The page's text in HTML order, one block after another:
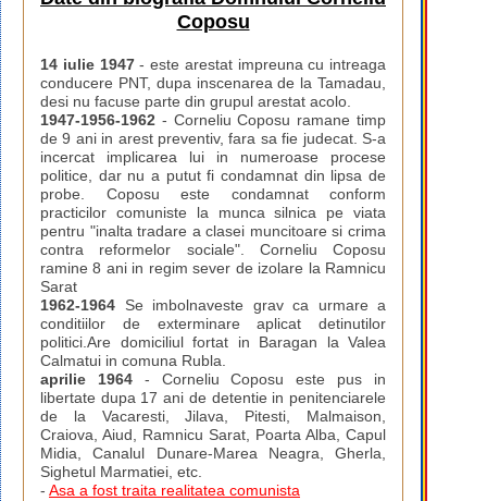
Coposu
14 iulie 1947- este arestat impreuna cu intreaga
conducere PNT, dupa inscenarea de la Tamadau,
desi nu facuse parte din grupul arestat acolo.
1947-1956-1962 - Corneliu Coposu ramane timp
de 9 ani in arest preventiv, fara sa fie judecat. S-a
incercat implicarea lui in numeroase procese
politice, dar nu a putut fi condamnat din lipsa de
probe. Coposu este condamnat conform
practicilor comuniste la munca silnica pe viata
pentru "inalta tradare a clasei muncitoare si crima
contra reformelor sociale". Corneliu Coposu
ramine 8 ani in regim sever de izolare la Ramnicu
Sarat
1962-1964 Se imbolnaveste grav ca urmare a
conditiilor de exterminare aplicat detinutilor
politici.Are domiciliul fortat in Baragan la Valea
Calmatui in comuna Rubla.
aprilie 1964- Corneliu Coposu este pus in
libertate dupa 17 ani de detentie in penitenciarele
de la Vacaresti, Jilava, Pitesti, Malmaison,
Craiova, Aiud, Ramnicu Sarat, Poarta Alba, Capul
Midia, Canalul Dunare-Marea Neagra, Gherla,
Sighetul Marmatiei, etc.
- Asa a fost traita realitatea comunista